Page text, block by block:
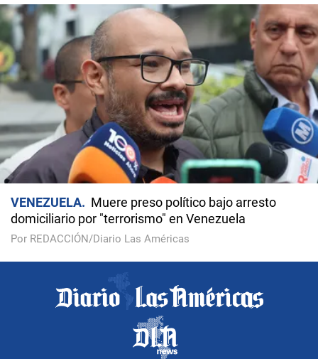
VENEZUELA
Muere preso político bajo arresto
domiciliario por "terrorismo" en Venezuela
Por REDACCIÓN/Diario Las Américas